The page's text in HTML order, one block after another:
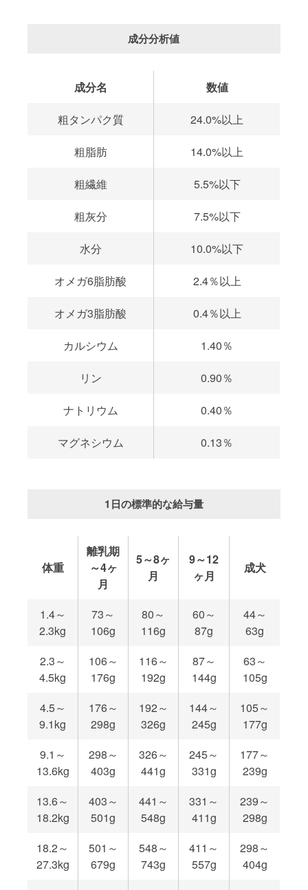
成分分析値
成分名 数値
粗タンパク質 24.0%以上
粗脂肪 14.0%以上
粗繊維 5.5%以下
粗灰分 7.5%以下
水分 10.0%以下
オメガ6脂肪酸 2.4％以上
オメガ3脂肪酸 0.4％以上
カルシウム 1.40％
リン 0.90％
ナトリウム 0.40％
マグネシウム 0.13％
1日の標準的な給与量
体重
離乳期
～4ヶ
月
5～8ヶ
月
9～12
ヶ月
成犬
1.4～
2.3kg
73～
106g
80～
116g
60～
87g
44～
63g
2.3～
4.5kg
106～
176g
116～
192g
87～
144g
63～
105g
4.5～
9.1kg
176～
298g
192～
326g
144～
245g
105～
177g
9.1～
13.6kg
298～
403g
326～
441g
245～
331g
177～
239g
13.6～
18.2kg
403～
501g
441～
548g
331～
411g
239～
298g
18.2～
27.3kg
501～
679g
548～
743g
411～
557g
298～
404g